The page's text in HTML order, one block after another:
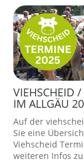
VIEHSCHEID
IM ALLGÄU
Auf der
Sie eine
Viehscheid
weiteren Infos